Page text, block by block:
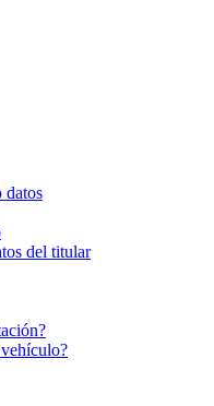
datos
del titular